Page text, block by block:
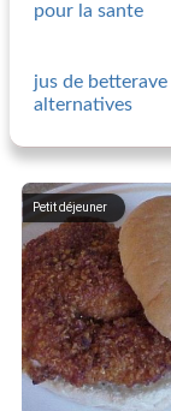
pour la sante
jus de
alternatives
Petit déjeuner